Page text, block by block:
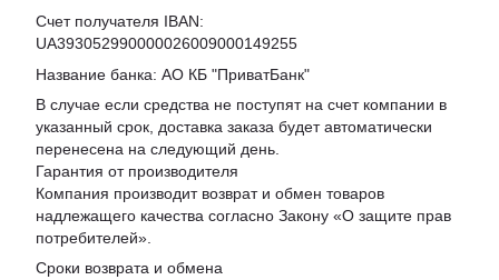
Счет получателя IBAN:
UA393052990000026009000149255
Название банка: АО КБ "ПриватБанк"
В случае если средства не поступят на счет компании в
указанный срок, доставка заказа будет автоматически
перенесена на следующий день.
Гарантия от производителя
Компания производит возврат и обмен товаров
надлежащего качества согласно Закону «О защите прав
потребителей».
Сроки возврата и обмена